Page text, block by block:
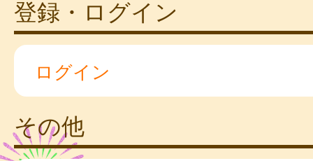
登録・ログイン
ログイン
その他